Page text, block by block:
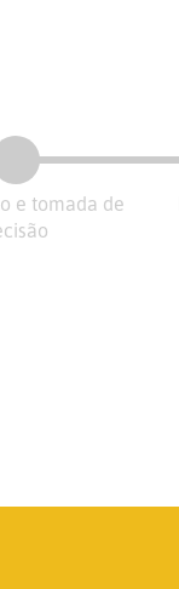
e tomada de